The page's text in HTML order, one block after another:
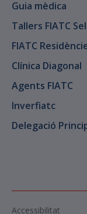
Guia mèdica
Tallers FIATC
FIATC
Clínica Diagonal
Agents FIATC
Inverfiatc
Delegació
Accessibilitat